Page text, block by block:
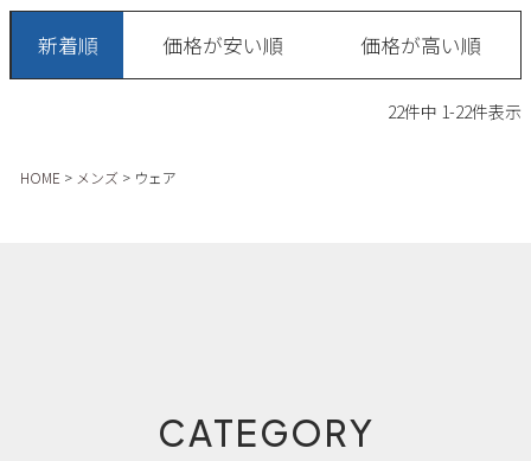
新着順 価格が安い順 価格が高い順
22件中 1-22件表示
HOME メンズ ウェア
CATEGORY